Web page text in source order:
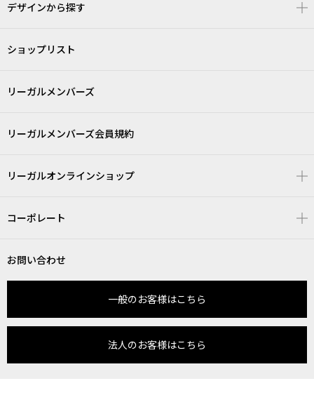
デザインから探す
ショップリスト
リーガルメンバーズ
リーガルメンバーズ会員規約
リーガルオンラインショップ
コーポレート
お問い合わせ
一般のお客様はこちら
法人のお客様はこちら